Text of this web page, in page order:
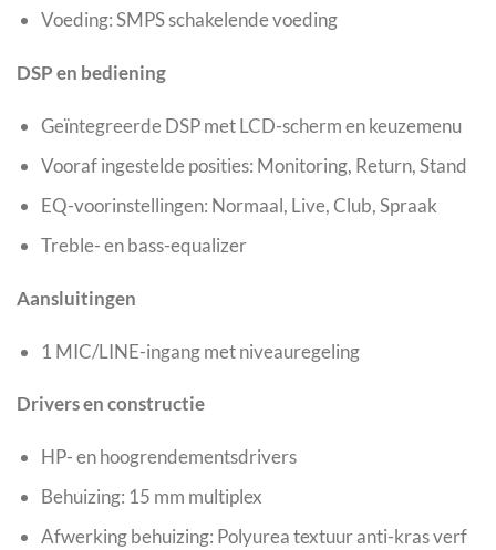
Voeding: SMPS schakelende voeding
DSP en bediening
Geïntegreerde DSP met LCD-scherm en keuzemenu
Vooraf ingestelde posities: Monitoring, Return, Stand
EQ-voorinstellingen: Normaal, Live, Club, Spraak
Treble- en bass-equalizer
Aansluitingen
1 MIC/LINE-ingang met niveauregeling
Drivers en constructie
HP- en hoogrendementsdrivers
Behuizing: 15 mm multiplex
Afwerking behuizing: Polyurea textuur anti-kras verf